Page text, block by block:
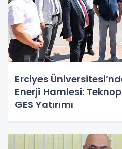
Erciyes
Enerji Hamlesi:
GES Yatırımı